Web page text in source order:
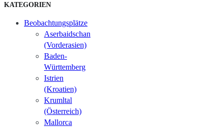
KATEGORIEN
Beobachtungsplätze
Aserbaidschan
(Vorderasien)
Baden-
Württemberg
Istrien
(Kroatien)
Krumltal
(Österreich)
Mallorca